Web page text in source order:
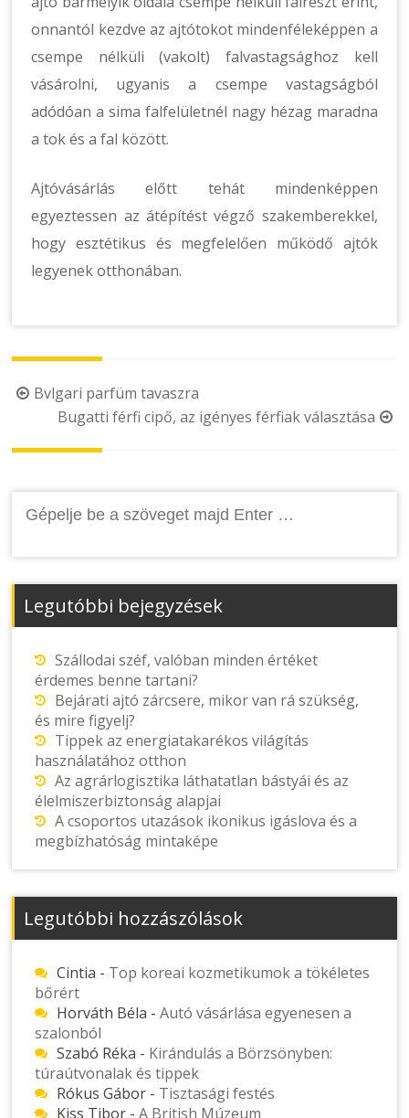
onnantól kezdve az ajtótokot mindenféleképpen a
csempe nélküli (vakolt) falvastagsághoz kell
vásárolni, ugyanis a csempe vastagságból
adódóan a sima falfelületnél nagy hézag maradna
a tok és a fal között.
Ajtóvásárlás előtt tehát mindenképpen
egyeztessen az átépítést végző szakemberekkel,
hogy esztétikus és megfelelően működő ajtók
legyenek otthonában.
Post
navigation
Bvlgari parfüm tavaszra
Bugatti férfi cipő, az igényes férfiak választása
Legutóbbi bejegyzések
Szállodai széf, valóban minden értéket
érdemes benne tartani?
Bejárati ajtó zárcsere, mikor van rá szükség,
és mire figyelj?
Tippek az energiatakarékos világítás
használatához otthon
Az agrárlogisztika láthatatlan bástyái és az
élelmiszerbiztonság alapjai
A csoportos utazások ikonikus igáslova és a
megbízhatóság mintaképe
Legutóbbi hozzászólások
Cintia - Top koreai kozmetikumok a tökéletes
bőrért
Horváth Béla -Autó vásárlása egyenesen a
szalonból
Szabó Réka - Kirándulás a Börzsönyben:
túraútvonalak és tippek
Rókus Gábor - Tisztasági festés
Kiss Tibor -A British Múzeum